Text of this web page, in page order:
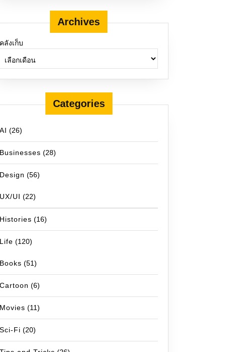
Archives
คลังเก็บ
Categories
AI (26)
Businesses (28)
Design (56)
UX/UI (22)
Histories (16)
Life (120)
Books (51)
Cartoon (6)
Movies (11)
Sci-Fi (20)